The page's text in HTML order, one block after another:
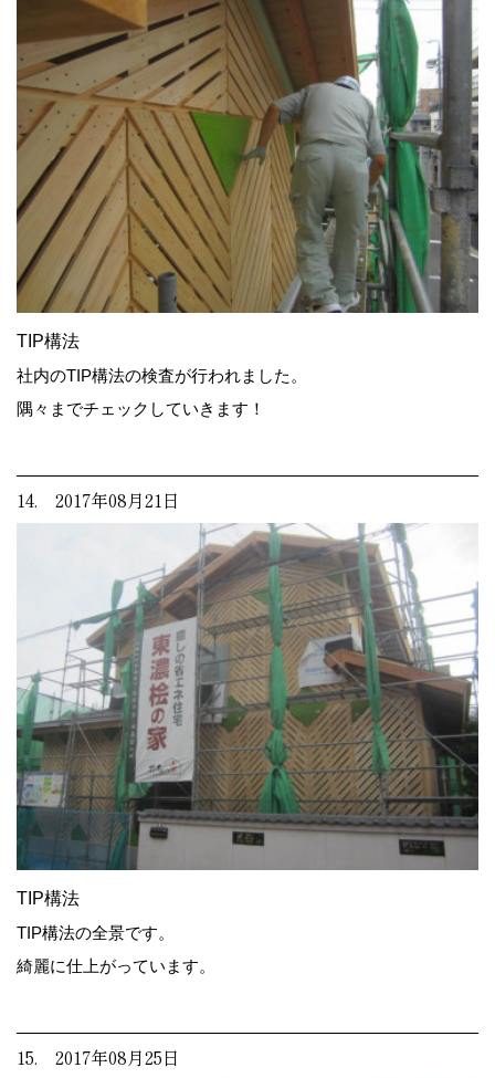
TIP構法
社内のTIP構法の検査が行われました。
隅々までチェックしていきます！
14. 2017年08月21日
TIP構法
TIP構法の全景です。
綺麗に仕上がっています。
15. 2017年08月25日